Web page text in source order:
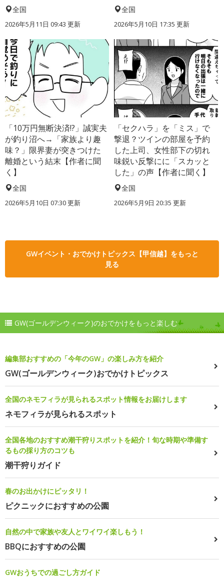
全国
2026年5月11日 09:43 更新
全国
2026年5月10日 17:35 更新
「10万円無断決済!?」誠実夫
が釣り沼へ→「家族より趣
味？」限界妻が突きつけた
離婚という結末【作者に聞
く】
全国
2026年5月10日 07:30 更新
「セクハラ」を「ミス」で
撃退？ツインの部屋を予約
した上司、女性部下の切れ
味鋭い反撃にに「スカッと
した」の声【作者に聞く】
全国
2026年5月9日 20:35 更新
GWイベント・おでかけトピックス【甲信越】をもっと
見る
GW(ゴールデンウィーク)のおでかけをもっと楽しむ
編集部おすすめの「今年のGW」の楽しみ方を紹介
GW(ゴールデンウィーク)おでかけトピックス
全国のネモフィラが見られるスポット情報をお届けします
ネモフィラが見られるスポット
全国各地のおすすめ潮干狩りスポットを紹介！旬な時期や準備す
るもの採り方のコツも
潮干狩りガイド
春のお出かけにピッタリ！
ピクニックにおすすめの公園
自然の中で家族や友人とワイワイ楽しもう！
BBQにおすすめの公園
GWおうちでの過ごし方ガイド